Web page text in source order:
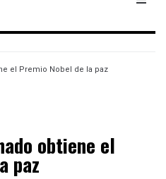
el Premio Nobel de la paz
obtiene el
paz